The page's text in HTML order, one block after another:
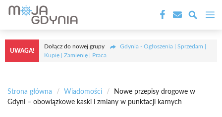
Przejdź
treści
UWAGA!
Dołącz do nowej grupy
Gdynia - Ogłoszenia | Sprzedam |
Kupię | Zamienię | Praca
Strona główna / Wiadomości /
Nowe przepisy drogowe w
Gdyni – obowiązkowe kaski i zmiany w punktacji karnych